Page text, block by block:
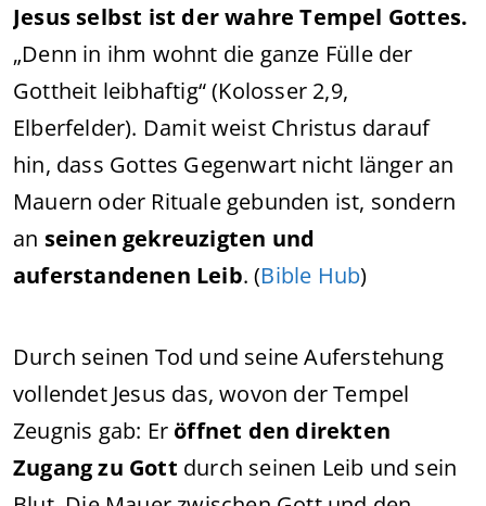
Jesus selbst ist der wahre Tempel Gottes.
„Denn in ihm wohnt die ganze Fülle der
Gottheit leibhaftig“ (Kolosser 2,9,
Elberfelder). Damit weist Christus darauf
hin, dass Gottes Gegenwart nicht länger an
Mauern oder Rituale gebunden ist, sondern
an seinen gekreuzigten und
auferstandenen Leib. (Bible Hub)
Durch seinen Tod und seine Auferstehung
vollendet Jesus das, wovon der Tempel
Zeugnis gab: Er öffnet den direkten
Zugang zu Gott durch seinen Leib und sein